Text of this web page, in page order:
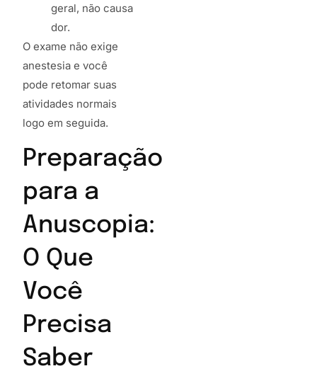
geral, não causa
dor.
O exame não exige
anestesia e você
pode retomar suas
atividades normais
logo em seguida.
Preparação
para a
Anuscopia:
O Que
Você
Precisa
Saber